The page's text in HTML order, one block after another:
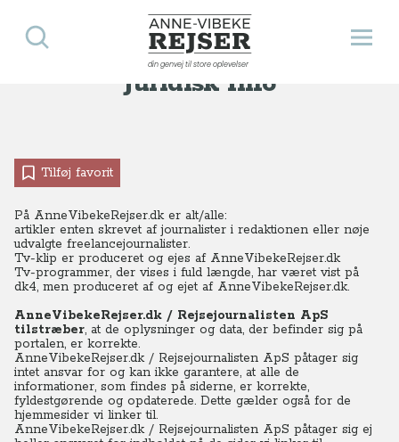
Anne-Vibeke Rejser
din genvej til store oplevelser
Åbn
Søg
Juridisk Info
Tilføj favorit
På AnneVibekeRejser.dk er alt/alle:
artikler enten skrevet af journalister i redaktionen eller nøje
udvalgte freelancejournalister.
Tv-klip er produceret og ejes af AnneVibekeRejser.dk
Tv-programmer, der vises i fuld længde, har været vist på
dk4, men produceret af og ejet af AnneVibekeRejser.dk.
AnneVibekeRejser.dk / Rejsejournalisten ApS
tilstræber, at de oplysninger og data, der befinder sig på
portalen, er korrekte.
AnneVibekeRejser.dk / Rejsejournalisten ApS påtager sig
intet ansvar for og kan ikke garantere, at alle de
informationer, som findes på siderne, er korrekte,
fyldestgørende og opdaterede. Dette gælder også for de
hjemmesider vi linker til.
AnneVibekeRejser.dk / Rejsejournalisten ApS påtager sig ej